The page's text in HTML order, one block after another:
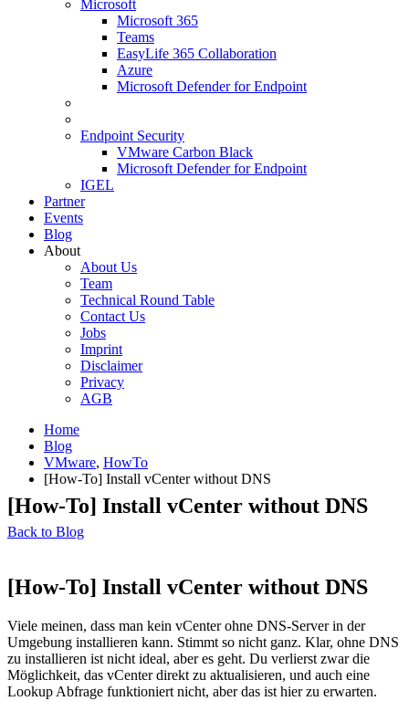
Microsoft
Microsoft 365
Teams
EasyLife 365 Collaboration
Azure
Microsoft Defender for Endpoint
Endpoint Security
VMware Carbon Black
Microsoft Defender for Endpoint
IGEL
Partner
Events
Blog
About
About Us
Team
Technical Round Table
Contact Us
Jobs
Imprint
Disclaimer
Privacy
AGB
Home
Blog
VMware, HowTo
[How-To] Install vCenter without DNS
[How-To] Install vCenter without DNS
Back to Blog
[How-To] Install vCenter without DNS
Viele meinen, dass man kein vCenter ohne DNS-Server in der
Umgebung installieren kann. Stimmt so nicht ganz. Klar, ohne DNS
zu installieren ist nicht ideal, aber es geht. Du verlierst zwar die
Möglichkeit, das vCenter direkt zu aktualisieren, und auch eine
Lookup Abfrage funktioniert nicht, aber das ist hier zu erwarten.